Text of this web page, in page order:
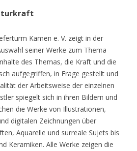
Kamen e. V. zeigt in der
seiner Werke zum Thema
des Themas, die Kraft und die
aufgegriffen, in Frage gestellt und
der Arbeitsweise der einzelnen
spiegelt sich in ihren Bildern und
die Werke von Illustrationen,
digitalen Zeichnungen über
Aquarelle und surreale Sujets bis
Keramiken. Alle Werke zeigen die